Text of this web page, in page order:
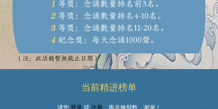
当前精进榜单
请您 登录或 注册，再共修报数，谢谢！